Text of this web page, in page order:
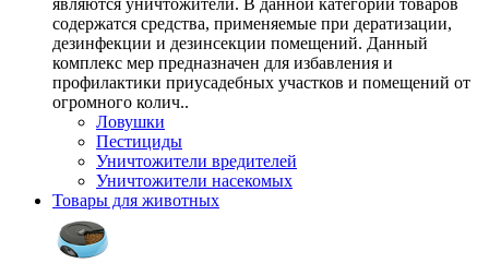
являются уничтожители. В данной категории товаров
содержатся средства, применяемые при дератизации,
дезинфекции и дезинсекции помещений. Данный
комплекс мер предназначен для избавления и
профилактики приусадебных участков и помещений от
огромного колич..
Ловушки
Пестициды
Уничтожители вредителей
Уничтожители насекомых
Товары для животных